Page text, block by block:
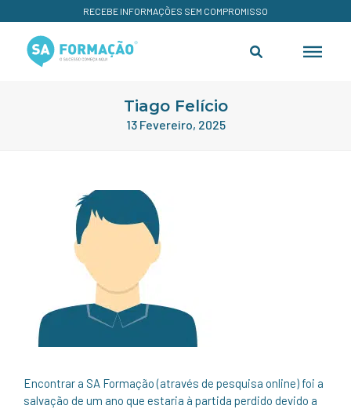
RECEBE INFORMAÇÕES SEM COMPROMISSO
Tiago Felício
13 Fevereiro, 2025
Encontrar a SA Formação (através de pesquisa online) foi a
salvação de um ano que estaria à partida perdido devido a